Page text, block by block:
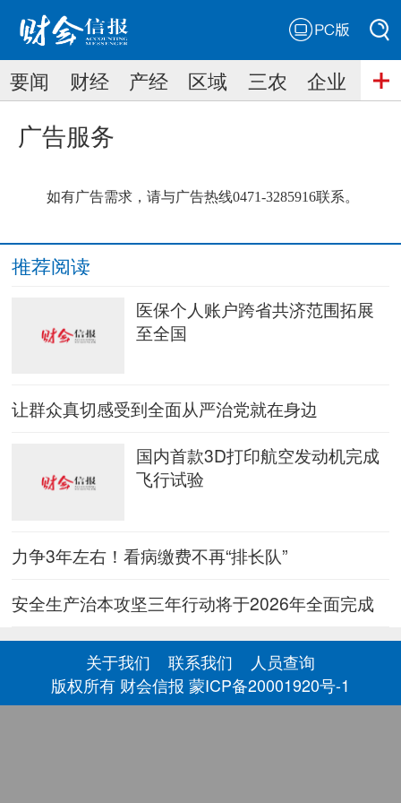
搜索
搜索
要闻 财经 产经 区域 三农 企业
广告服务
如有广告需求，请与广告热线0471-3285916联系。
推荐阅读
医保个人账户跨省共济范围拓展
至全国
让群众真切感受到全面从严治党就在身边
国内首款3D打印航空发动机完成
飞行试验
力争3年左右！看病缴费不再“排长队”
安全生产治本攻坚三年行动将于2026年全面完成
关于我们 联系我们
人员查询
版权所有 财会信报 蒙ICP备20001920号-1